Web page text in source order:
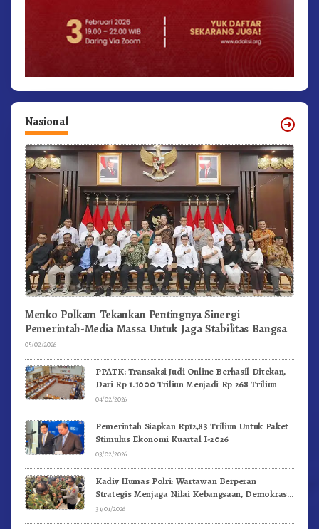
Nasional
Menko Polkam Tekankan Pentingnya Sinergi
Pemerintah-Media Massa Untuk Jaga Stabilitas Bangsa
05/02/2026
PPATK: Transaksi Judi Online Berhasil Ditekan,
Dari Rp 1.1000 Triliun Menjadi Rp 268 Triliun
04/02/2026
Pemerintah Siapkan Rp12,83 Triliun Untuk Paket
Stimulus Ekonomi Kuartal I-2026
03/02/2026
Kadiv Humas Polri: Wartawan Berperan
Strategis Menjaga Nilai Kebangsaan, Demokrasi,
dan NKRI
31/01/2026